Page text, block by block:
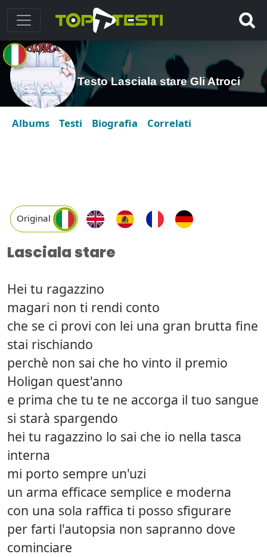
Testo Lasciala stare Gli Atroci
Albums Testi Biografia Correlati
Original
Lasciala stare
Hei tu ragazzino
magari non ti rendi conto
che se ci provi con lei una gran brutta fine
stai rischiando
perchè non sai che ho vinto il premio
Holigan quest'anno
e prima che tu te ne accorga il tuo sangue
si starà spargendo
hei tu ragazzino lo sai che io nella tasca
interna
mi porto sempre un'uzi
un arma efficace semplice e moderna
con una sola raffica ti posso sfigurare
per farti l'autopsia non sapranno dove
cominciare